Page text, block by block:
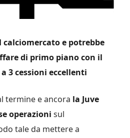
calciomercato e potrebbe
di primo piano con il
3 cessioni eccellenti
termine e ancora la Juve
operazioni sul
tale da mettere a